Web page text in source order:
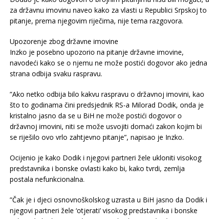
za državnu imovinu naveo kako za vlasti u Republici Srpskoj to
pitanje, prema njegovim riječima, nije tema razgovora.
Upozorenje zbog državne imovine
Inzko je posebno upozorio na pitanje državne imovine,
navodeći kako se o njemu ne može postići dogovor ako jedna
strana odbija svaku raspravu.
”Ako netko odbija bilo kakvu raspravu o državnoj imovini, kao
što to godinama čini predsjednik RS-a Milorad Dodik, onda je
kristalno jasno da se u BiH ne može postići dogovor o
državnoj imovini, niti se može usvojiti domaći zakon kojim bi
se riješilo ovo vrlo zahtjevno pitanje”, napisao je Inzko.
Ocijenio je kako Dodik i njegovi partneri žele ukloniti visokog
predstavnika i bonske ovlasti kako bi, kako tvrdi, zemlja
postala nefunkcionalna.
”Čak je i djeci osnovnoškolskog uzrasta u BiH jasno da Dodik i
njegovi partneri žele ‘otjerati’ visokog predstavnika i bonske